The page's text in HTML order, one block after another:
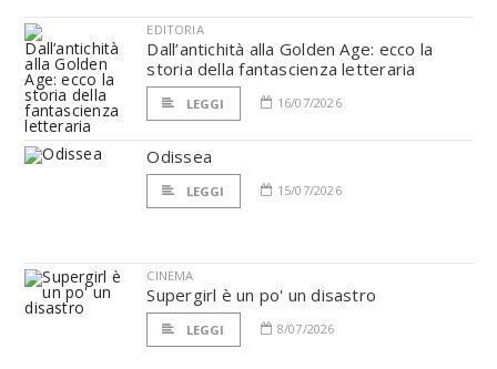
EDITORIA
Dall’antichità alla Golden Age: ecco la
storia della fantascienza letteraria
LEGGI 16/07/2026
Odissea
LEGGI 15/07/2026
CINEMA
Supergirl è un po' un disastro
LEGGI 8/07/2026